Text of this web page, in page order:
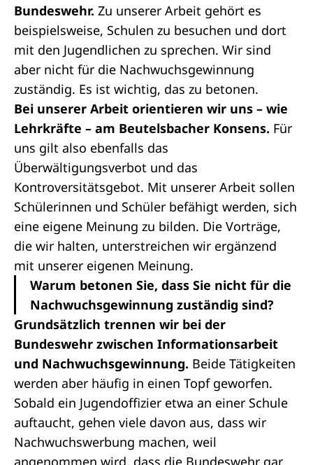
Bundeswehr. Zu unserer Arbeit gehört es
beispielsweise, Schulen zu besuchen und dort
mit den Jugendlichen zu sprechen. Wir sind
aber nicht für die Nachwuchsgewinnung
zuständig. Es ist wichtig, das zu betonen.
Bei unserer Arbeit orientieren wir uns – wie
Lehrkräfte – am Beutelsbacher Konsens. Für
uns gilt also ebenfalls das
Überwältigungsverbot und das
Kontroversitätsgebot. Mit unserer Arbeit sollen
Schülerinnen und Schüler befähigt werden, sich
eine eigene Meinung zu bilden. Die Vorträge,
die wir halten, unterstreichen wir ergänzend
mit unserer eigenen Meinung.
Warum betonen Sie, dass Sie nicht für die
Nachwuchsgewinnung zuständig sind?
Grundsätzlich trennen wir bei der
Bundeswehr zwischen Informationsarbeit
und Nachwuchsgewinnung. Beide Tätigkeiten
werden aber häufig in einen Topf geworfen.
Sobald ein Jugendoffizier etwa an einer Schule
auftaucht, gehen viele davon aus, dass wir
Nachwuchswerbung machen, weil
angenommen wird, dass die Bundeswehr gar